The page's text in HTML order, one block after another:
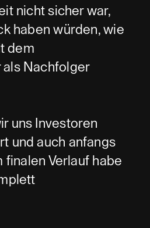
nicht sicher war,
haben würden, wie
dem
Nachfolger
uns Investoren
und auch anfangs
finalen Verlauf habe